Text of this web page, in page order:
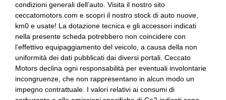
Maniglie esterne cromate
Pacchetto
Pacchetto sicurezza
Personalizzazione colori esterni
Personalizzazioni linea e stile
Controllo della frenata
Controllo della stabilità e della trazione
Denominazione modello
Dpf / fap
Fari automatici e sensore pioggia
condizioni generali dell’auto. Visita il nostro sito
ceccatomotors.com e scopri il nostro stock di auto nuove,
km0 e usate! La dotazione tecnica e gli accessori indicati
nella presente scheda potrebbero non coincidere con
l’effettivo equipaggiamento del veicolo, a causa della non
uniformità dei dati pubblicati dai diversi portali. Ceccato
Motors declina ogni responsabilità per eventuali involontarie
incongruenze, che non rappresentano in alcun modo un
impegno contrattuale. I valori relativi ai consumi di